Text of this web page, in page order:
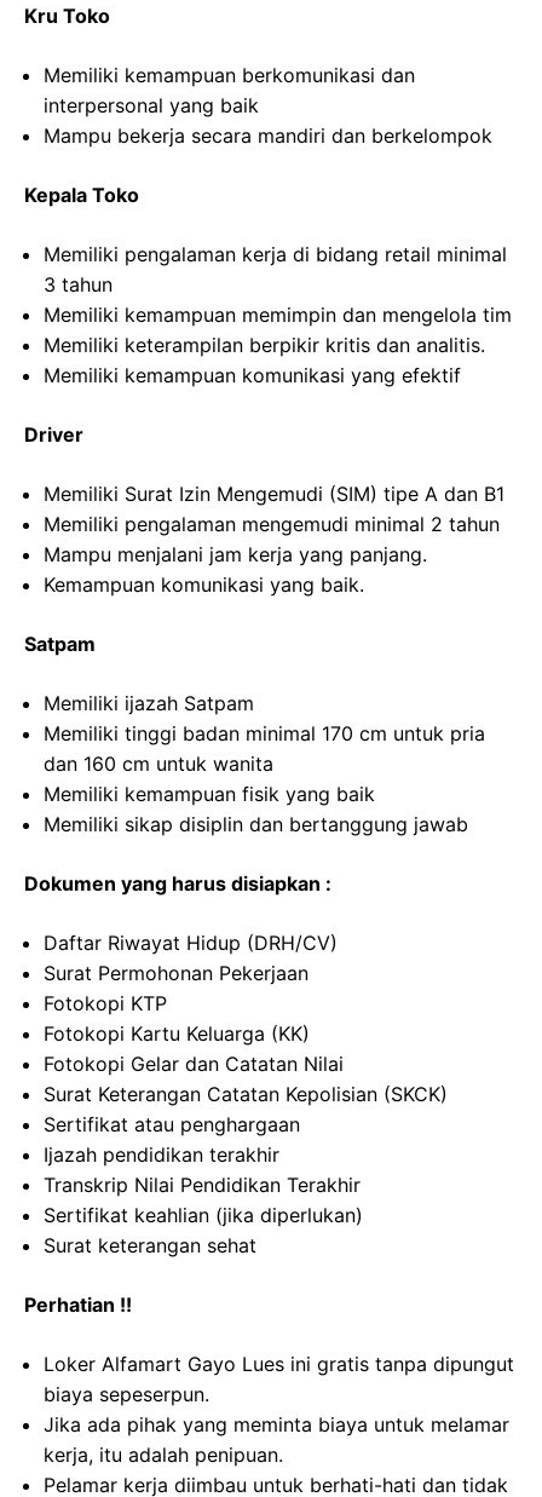
Kru Toko
Memiliki kemampuan berkomunikasi dan
interpersonal yang baik
Mampu bekerja secara mandiri dan berkelompok
Kepala Toko
Memiliki pengalaman kerja di bidang retail minimal
3 tahun
Memiliki kemampuan memimpin dan mengelola tim
Memiliki keterampilan berpikir kritis dan analitis.
Memiliki kemampuan komunikasi yang efektif
Driver
Memiliki Surat Izin Mengemudi (SIM) tipe A dan B1
Memiliki pengalaman mengemudi minimal 2 tahun
Mampu menjalani jam kerja yang panjang.
Kemampuan komunikasi yang baik.
Satpam
Memiliki ijazah Satpam
Memiliki tinggi badan minimal 170 cm untuk pria
dan 160 cm untuk wanita
Memiliki kemampuan fisik yang baik
Memiliki sikap disiplin dan bertanggung jawab
Dokumen yang harus disiapkan :
Daftar Riwayat Hidup (DRH/CV)
Surat Permohonan Pekerjaan
Fotokopi KTP
Fotokopi Kartu Keluarga (KK)
Fotokopi Gelar dan Catatan Nilai
Surat Keterangan Catatan Kepolisian (SKCK)
Sertifikat atau penghargaan
Ijazah pendidikan terakhir
Transkrip Nilai Pendidikan Terakhir
Sertifikat keahlian (jika diperlukan)
Surat keterangan sehat
Perhatian !!
Loker Alfamart Gayo Lues ini gratis tanpa dipungut
biaya sepeserpun.
Jika ada pihak yang meminta biaya untuk melamar
kerja, itu adalah penipuan.
Pelamar kerja diimbau untuk berhati-hati dan tidak